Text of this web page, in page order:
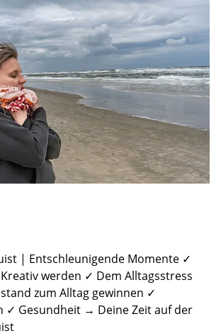
| Entschleunigende Momente ✓
werden ✓ Dem Alltagsstress
zum Alltag gewinnen ✓
✓ Gesundheit → Deine Zeit auf der